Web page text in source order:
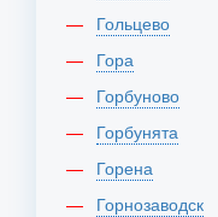
Гольцево
Гора
Горбуново
Горбунята
Горена
Горнозаводск